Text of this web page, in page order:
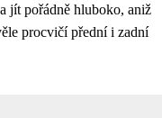
jít pořádně hluboko, aniž
procvičí přední i zadní